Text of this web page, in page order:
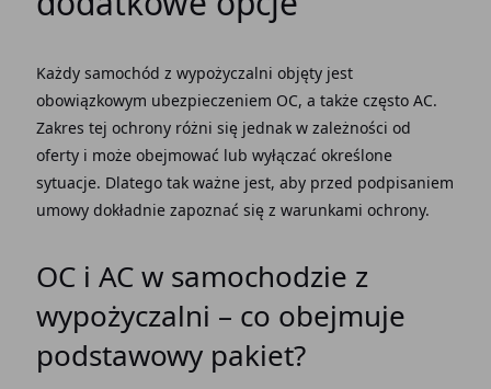
Każdy samochód z wypożyczalni objęty jest
obowiązkowym ubezpieczeniem OC, a także często AC.
Zakres tej ochrony różni się jednak w zależności od
oferty i może obejmować lub wyłączać określone
sytuacje. Dlatego tak ważne jest, aby przed podpisaniem
umowy dokładnie zapoznać się z warunkami ochrony.
OC i AC w samochodzie z
wypożyczalni – co obejmuje
podstawowy pakiet?